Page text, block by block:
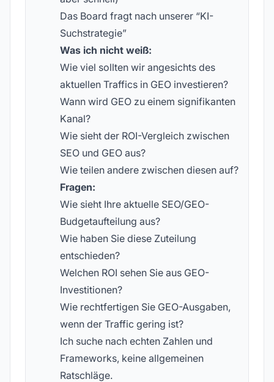
Das Board fragt nach unserer “KI-
Suchstrategie”
Was ich nicht weiß:
Wie viel sollten wir angesichts des
aktuellen Traffics in GEO investieren?
Wann wird GEO zu einem signifikanten
Kanal?
Wie sieht der ROI-Vergleich zwischen
SEO und GEO aus?
Wie teilen andere zwischen diesen auf?
Fragen:
Wie sieht Ihre aktuelle SEO/GEO-
Budgetaufteilung aus?
Wie haben Sie diese Zuteilung
entschieden?
Welchen ROI sehen Sie aus GEO-
Investitionen?
Wie rechtfertigen Sie GEO-Ausgaben,
wenn der Traffic gering ist?
Ich suche nach echten Zahlen und
Frameworks, keine allgemeinen
Ratschläge.